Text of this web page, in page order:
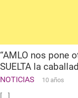
“AMLO nos pone
SUELTA la
NOTICIAS 10 años